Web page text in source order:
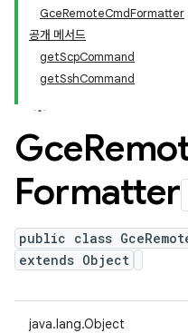
GceRemoteCmdFormatter
공개 메서드
getScpCommand
getSshCommand
Gce
Formatter
public class
extends Object
java.lang.Object